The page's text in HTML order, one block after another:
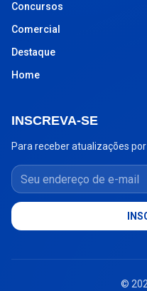
Concursos
Comercial
Destaque
Home
INSCREVA-SE
Para receber atualizações
Seu endereço de e-mail
©